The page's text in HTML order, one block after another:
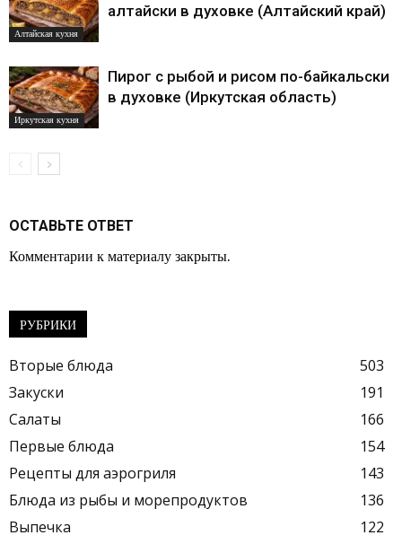
Алтайская кухня
алтайски в духовке (Алтайский край)
Иркутская кухня
Пирог с рыбой и рисом по-байкальски
в духовке (Иркутская область)
ОСТАВЬТЕ ОТВЕТ
Комментарии к материалу закрыты.
РУБРИКИ
Вторые блюда
503
Закуски
191
Салаты
166
Первые блюда
154
Рецепты для аэрогриля
143
Блюда из рыбы и морепродуктов
136
Выпечка
122